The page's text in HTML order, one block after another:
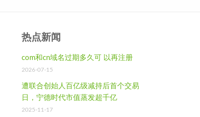
热点新闻
com和cn域名过期多久可 以再注册
2026-07-15
遭联合创始人百亿级减持后首个交易
日，宁德时代市值蒸发超千亿
2025-11-17